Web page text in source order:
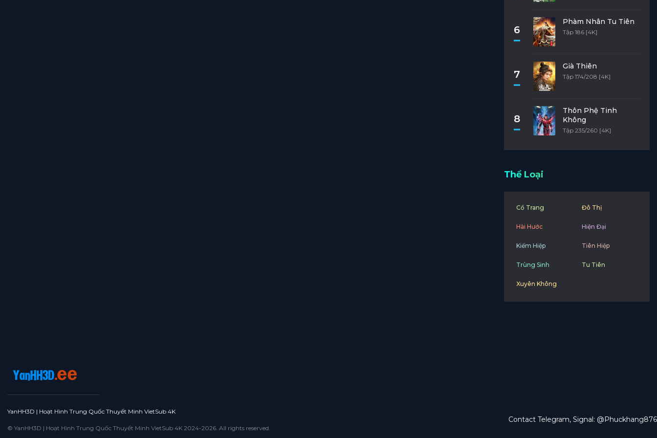
6
Phàm Nhân Tu Tiên
Tập 186 [4K]
7
Già Thiên
Tập 174/208 [4K]
8
Thôn Phệ Tinh
Không
Tập 235/260 [4K]
Thể Loại
Cổ Trang Đô Thị
Hài Hước Hiện Đại
Kiếm Hiệp Tiên Hiệp
Trùng Sinh Tu Tiên
Xuyên Không
YanHH3D | Hoạt Hình Trung Quốc Thuyết Minh VietSub 4K
Contact Telegram, Signal: @Phuckhang876
© YanHH3D | Hoạt Hình Trung Quốc Thuyết Minh VietSub 4K 2024-2026. All rights reserved.